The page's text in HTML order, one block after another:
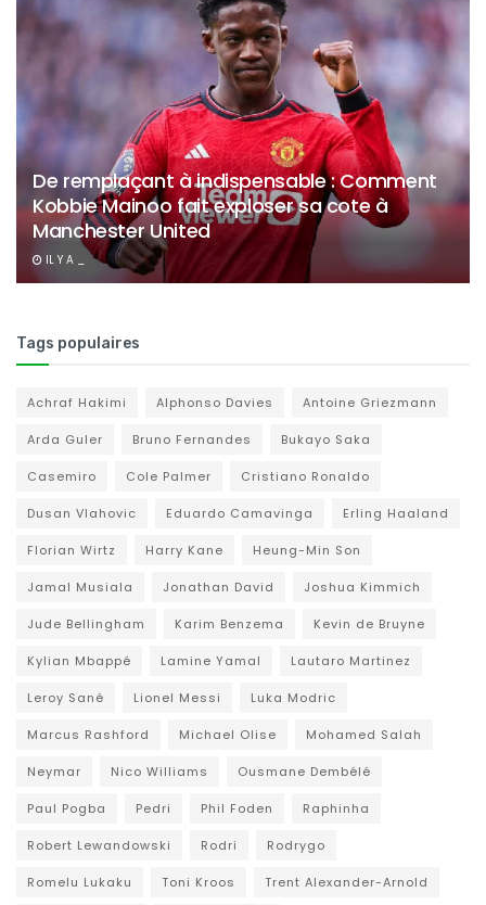
De remplaçant à indispensable : Comment
Kobbie Mainoo fait exploser sa cote à
Manchester United
IL Y A _
Tags populaires
Achraf Hakimi Alphonso Davies Antoine Griezmann
Arda Guler Bruno Fernandes Bukayo Saka
Casemiro Cole Palmer Cristiano Ronaldo
Dusan Vlahovic Eduardo Camavinga Erling Haaland
Florian Wirtz Harry Kane Heung-Min Son
Jamal Musiala Jonathan David Joshua Kimmich
Jude Bellingham Karim Benzema Kevin de Bruyne
Kylian Mbappé Lamine Yamal Lautaro Martinez
Leroy Sané Lionel Messi Luka Modric
Marcus Rashford Michael Olise Mohamed Salah
Neymar Nico Williams Ousmane Dembélé
Paul Pogba Pedri Phil Foden Raphinha
Robert Lewandowski Rodri Rodrygo
Romelu Lukaku Toni Kroos Trent Alexander-Arnold